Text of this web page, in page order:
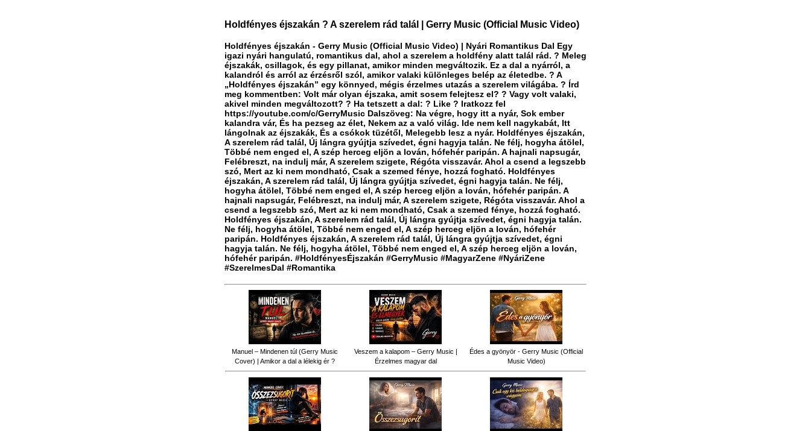
Holdfényes éjszakán ? A szerelem rád talál | Gerry Music (Official Music Video)
Holdfényes éjszakán - Gerry Music (Official Music Video) | Nyári Romantikus Dal Egy
igazi nyári hangulatú, romantikus dal, ahol a szerelem a holdfény alatt talál rád. ? Meleg
éjszakák, csillagok, és egy pillanat, amikor minden megváltozik. Ez a dal a nyárról, a
kalandról és arról az érzésről szól, amikor valaki különleges belép az életedbe. ? A
„Holdfényes éjszakán” egy könnyed, mégis érzelmes utazás a szerelem világába. ? Írd
meg kommentben: Volt már olyan éjszaka, amit sosem felejtesz el? ? Vagy volt valaki,
akivel minden megváltozott? ? Ha tetszett a dal: ? Like ? Iratkozz fel
https://youtube.com/c/GerryMusic Dalszöveg: Na végre, hogy itt a nyár, Sok ember
kalandra vár, És ha pezseg az élet, Nekem az a való világ. Ide nem kell nagykabát, Itt
lángolnak az éjszakák, És a csókok tüzétől, Melegebb lesz a nyár. Holdfényes éjszakán,
A szerelem rád talál, Új lángra gyújtja szívedet, égni hagyja talán. Ne félj, hogyha átölel,
Többé nem enged el, A szép herceg eljön a lován, hófehér paripán. A hajnali napsugár,
Felébreszt, na indulj már, A szerelem szigete, Régóta visszavár. Ahol a csend a legszebb
szó, Mert az ki nem mondható, Csak a szemed fénye, hozzá fogható. Holdfényes
éjszakán, A szerelem rád talál, Új lángra gyújtja szívedet, égni hagyja talán. Ne félj,
hogyha átölel, Többé nem enged el, A szép herceg eljön a lován, hófehér paripán. A
hajnali napsugár, Felébreszt, na indulj már, A szerelem szigete, Régóta visszavár. Ahol a
csend a legszebb szó, Mert az ki nem mondható, Csak a szemed fénye, hozzá fogható.
Holdfényes éjszakán, A szerelem rád talál, Új lángra gyújtja szívedet, égni hagyja talán.
Ne félj, hogyha átölel, Többé nem enged el, A szép herceg eljön a lován, hófehér
paripán. Holdfényes éjszakán, A szerelem rád talál, Új lángra gyújtja szívedet, égni
hagyja talán. Ne félj, hogyha átölel, Többé nem enged el, A szép herceg eljön a lován,
hófehér paripán. #HoldfényesÉjszakán #GerryMusic #MagyarZene #NyáriZene
#SzerelmesDal #Romantika
Manuel – Mindenen túl (Gerry Music
Cover) | Amikor a dal a lélekig ér ?
Veszem a kalapom – Gerry Music |
Érzelmes magyar dal
Édes a gyönyör - Gerry Music (Official
Music Video)